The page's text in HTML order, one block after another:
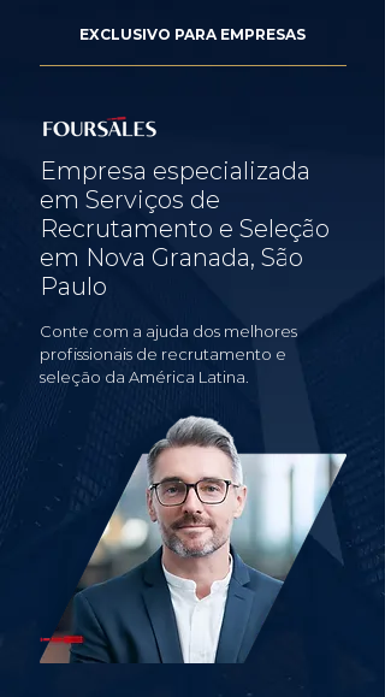
EXCLUSIVO PARA EMPRESAS
Empresa especializada
em Serviços de
Recrutamento e Seleção
em Nova Granada, São
Paulo
Conte com a ajuda dos melhores
profissionais de recrutamento e
seleção da América Latina.